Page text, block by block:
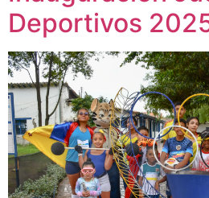
Deportivos